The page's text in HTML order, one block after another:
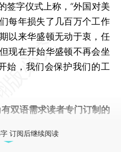
字仪式上称，“外国对美
每年损失了几百万个工作
以来华盛顿无动于衷，任
现在开始华盛顿不再会坐
始，我们会保护我们的工
双语需求读者专门订制的
订阅后继续阅读